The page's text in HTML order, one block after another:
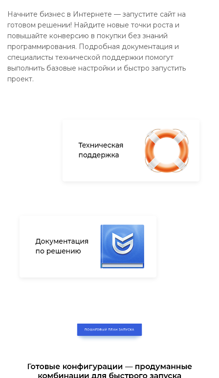
Начните бизнес в Интернете — запустите сайт на
готовом решении! Найдите новые точки роста и
повышайте конверсию в покупки без знаний
программирования. Подробная документация и
специалисты технической поддержки помогут
выполнить базовые настройки и быстро запустить
проект.